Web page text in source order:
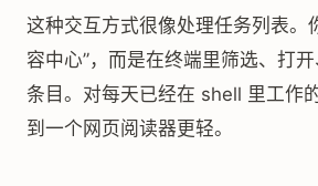
这种交互方式很像处理任务列表。
容中心”，而是在终端里筛选、打
条目。对每天已经在 shell 里工作
到一个网页阅读器更轻。